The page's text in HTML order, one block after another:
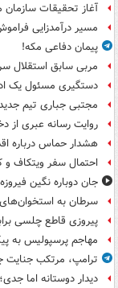
آغاز تحقیقات
مسیر درآمدزایی
پیمان دفاعی مکه!
مربی سابق استقلال
دستگیری مسئول یک
مجتبی جباری تیم
روایت رسانه عبری از
هشدار حماس درباره
احتمال سفر ویتکاف و
جان دوباره نگین
سرطان به
پیروزی قاطع چلسی
مهاجم پرسپولیس به
ترامپ، مرتکب
دیدار دوستانه اما جدی؛ اینتر ۲-